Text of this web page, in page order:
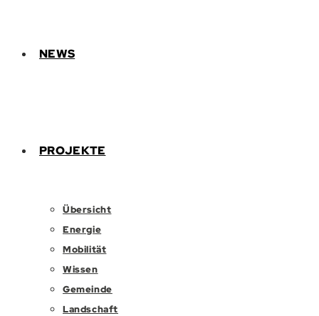
NEWS
PROJEKTE
Übersicht
Energie
Mobilität
Wissen
Gemeinde
Landschaft